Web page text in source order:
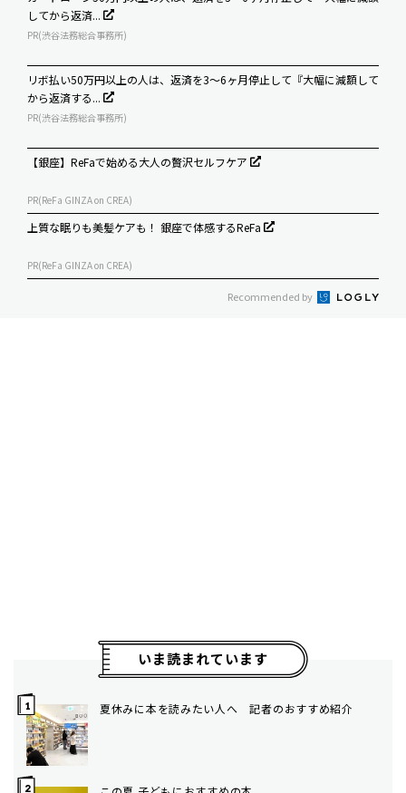
してから返済...
PR(渋谷法務総合事務所)
リボ払い50万円以上の人は、返済を3～6ヶ月停止して『大幅に減額して
から返済する...
PR(渋谷法務総合事務所)
【銀座】ReFaで始める大人の贅沢セルフケア
PR(ReFa GINZA on CREA)
上質な眠りも美髪ケアも！ 銀座で体感するReFa
PR(ReFa GINZA on CREA)
Recommended by
いま読まれています
夏休みに本を読みたい人へ 記者のおすすめ紹介